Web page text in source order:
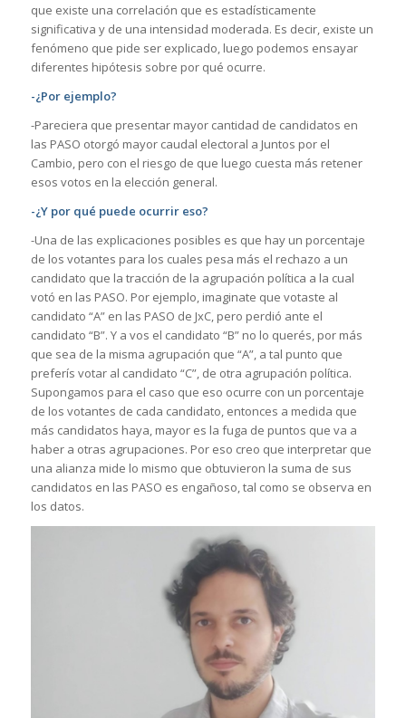
que existe una correlación que es estadísticamente
significativa y de una intensidad moderada. Es decir, existe un
fenómeno que pide ser explicado, luego podemos ensayar
diferentes hipótesis sobre por qué ocurre.
-¿Por ejemplo?
-Pareciera que presentar mayor cantidad de candidatos en
las PASO otorgó mayor caudal electoral a Juntos por el
Cambio, pero con el riesgo de que luego cuesta más retener
esos votos en la elección general.
-¿Y por qué puede ocurrir eso?
-Una de las explicaciones posibles es que hay un porcentaje
de los votantes para los cuales pesa más el rechazo a un
candidato que la tracción de la agrupación política a la cual
votó en las PASO. Por ejemplo, imaginate que votaste al
candidato “A” en las PASO de JxC, pero perdió ante el
candidato “B”. Y a vos el candidato “B” no lo querés, por más
que sea de la misma agrupación que “A”, a tal punto que
preferís votar al candidato “C”, de otra agrupación política.
Supongamos para el caso que eso ocurre con un porcentaje
de los votantes de cada candidato, entonces a medida que
más candidatos haya, mayor es la fuga de puntos que va a
haber a otras agrupaciones. Por eso creo que interpretar que
una alianza mide lo mismo que obtuvieron la suma de sus
candidatos en las PASO es engañoso, tal como se observa en
los datos.